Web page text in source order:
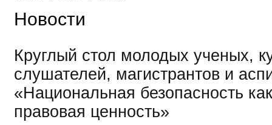
Новости
Круглый стол молодых ученых,
слушателей, магистрантов и
«Национальная безопасность
правовая ценность»